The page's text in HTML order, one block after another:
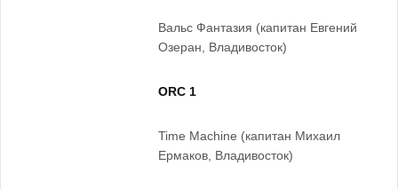
Вальс Фантазия (капитан Евгений
Озеран, Владивосток)
ORC 1
Time Machine (капитан Михаил
Ермаков, Владивосток)